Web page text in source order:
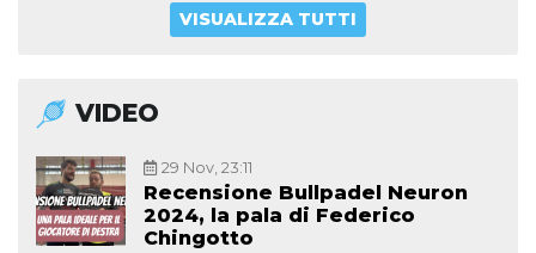
VISUALIZZA TUTTI
VIDEO
29 Nov, 23:11
Recensione Bullpadel Neuron
2024, la pala di Federico
Chingotto